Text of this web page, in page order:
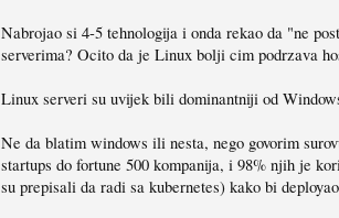
Nabrojao si 4-5 tehnologija i onda rekao da "ne
serverima? Ocito da je Linux bolji cim podrzava
Linux serveri su uvijek bili dominantniji od
Ne da blatim windows ili nesta, nego govorim
startups do fortune 500 kompanija, i 98% njih je
su prepisali da radi sa kubernetes) kako bi